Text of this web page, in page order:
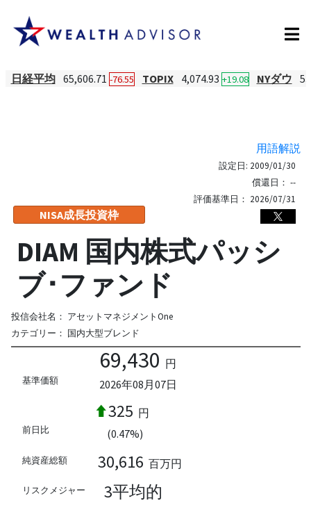
日経平均 65,606.71 -76.55 TOPIX 4,074.93 +19.08 NYダウ
用語解説
NISA成長投資枠
設定日: 2009/01/30
償還日： --
評価基準日： 2026/07/31
DIAM 国内株式パッシ
ブ･ファンド
投信会社名： アセットマネジメントOne
カテゴリー： 国内大型ブレンド
基準価額
69,430 円
2026年08月07日
前日比
325 円
(0.47%)
純資産総額 30,616 百万円
リスクメジャー 3平均的